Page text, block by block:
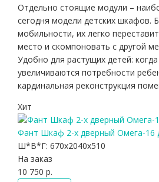
Отдельно стоящие модули –
сегодня модели детских шкафов.
мобильности, их легко
место и скомпоновать с другой
Удобно для растущих детей:
увеличиваются потребности
кардинальная реконструкция
Хит
Фант Шкаф 2-х дверный Омега-16
Ш*В*Г: 670x2040x510
На заказ
10 750 р.